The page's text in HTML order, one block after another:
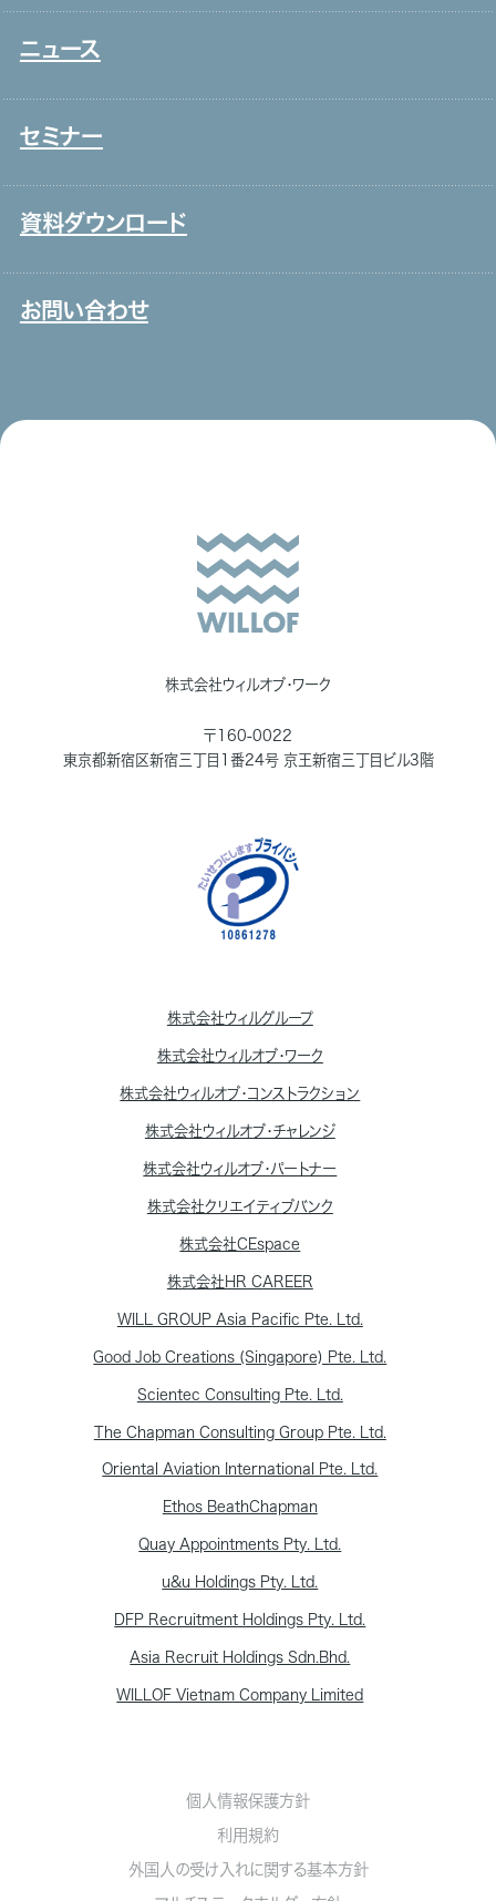
外国人雇用
新卒採用
中途採用
ニュース
セミナー
資料ダウンロード
お問い合わせ
株式会社ウィルオブ・ワーク
〒160-0022
東京都新宿区新宿三丁目1番24号 京王新宿三丁目ビル3階
株式会社ウィルグループ
株式会社ウィルオブ・ワーク
株式会社ウィルオブ・コンストラクション
株式会社ウィルオブ・チャレンジ
株式会社ウィルオブ・パートナー
株式会社クリエイティブバンク
株式会社CEspace
株式会社HR CAREER
WILL GROUP Asia Pacific Pte. Ltd.
Good Job Creations (Singapore) Pte. Ltd.
Scientec Consulting Pte. Ltd.
The Chapman Consulting Group Pte. Ltd.
Oriental Aviation International Pte. Ltd.
Ethos BeathChapman
Quay Appointments Pty. Ltd.
u&u Holdings Pty. Ltd.
DFP Recruitment Holdings Pty. Ltd.
Asia Recruit Holdings Sdn.Bhd.
WILLOF Vietnam Company Limited
個人情報保護方針
利用規約
外国人の受け入れに関する基本方針